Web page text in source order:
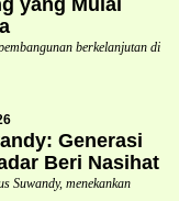
berkelanjutan di
Generasi
Beri Nasihat
Suwandy, menekankan